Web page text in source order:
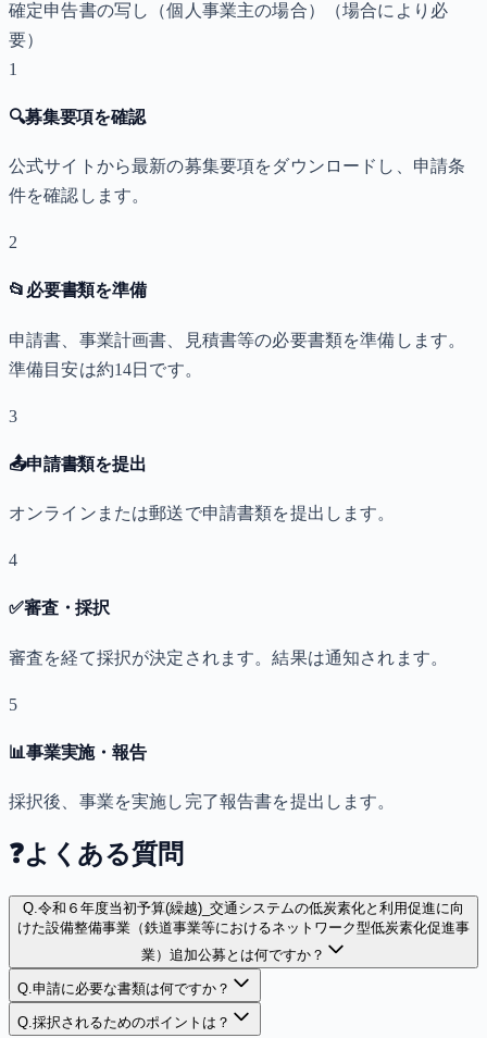
確定申告書の写し（個人事業主の場合）
（場合により必
要）
1
🔍募集要項を確認
公式サイトから最新の募集要項をダウンロードし、申請条
件を確認します。
2
📂 必要書類を準備
申請書、事業計画書、見積書等の必要書類を準備します。
準備目安は約14日です。
3
📤申請書類を提出
オンラインまたは郵送で申請書類を提出します。
4
✅審査・採択
審査を経て採択が決定されます。結果は通知されます。
5
📊事業実施・報告
採択後、事業を実施し完了報告書を提出します。
❓よくある質問
Q.令和６年度当初予算(繰越)_交通システムの低炭素化と利用促進に向
けた設備整備事業（鉄道事業等におけるネットワーク型低炭素化促進事
業）追加公募とは何ですか？
Q.申請に必要な書類は何ですか？
Q.採択されるためのポイントは？